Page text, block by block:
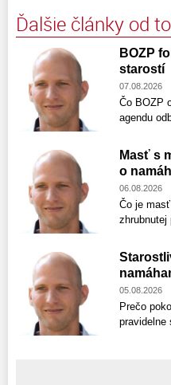
Ďalšie články od
BOZP
starostí
07.08.2026
Čo BOZP
agendu
Masť s
o
06.08.2026
Čo je
zhrubnutej
05.08.2026
Prečo
pravidelne